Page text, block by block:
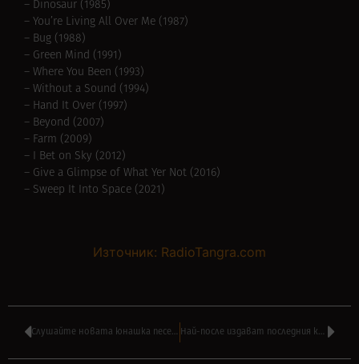
– Dinosaur (1985)
– You’re Living All Over Me (1987)
– Bug (1988)
– Green Mind (1991)
– Where You Been (1993)
– Without a Sound (1994)
– Hand It Over (1997)
– Beyond (2007)
– Farm (2009)
– I Bet on Sky (2012)
– Give a Glimpse of What Yer Not (2016)
– Sweep It Into Space (2021)
Източник: RadioTangra.com
Слушайте новата юнашка песен на БАЛКАНДЖИ – ‘Кой пристига’ Най-после издават последния концерт на ФРАНК ДЗАПА в Америка